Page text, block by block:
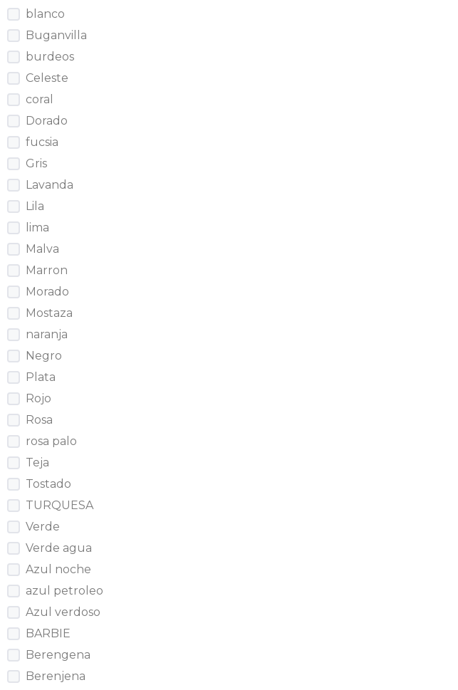
blanco
Buganvilla
burdeos
Celeste
coral
Dorado
fucsia
Gris
Lavanda
Lila
lima
Malva
Marron
Morado
Mostaza
naranja
Negro
Plata
Rojo
Rosa
rosa palo
Teja
Tostado
TURQUESA
Verde
Verde agua
Azul noche
azul petroleo
Azul verdoso
BARBIE
Berengena
Berenjena